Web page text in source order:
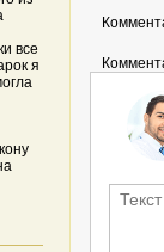
все
я